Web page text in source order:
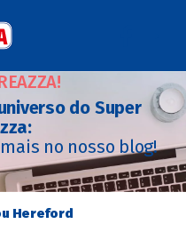
do Super
no nosso blog!
Hereford